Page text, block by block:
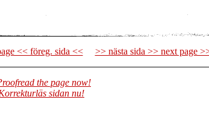
<< föreg. sida << >> nästa sida >> next page
the page now!
sidan nu!